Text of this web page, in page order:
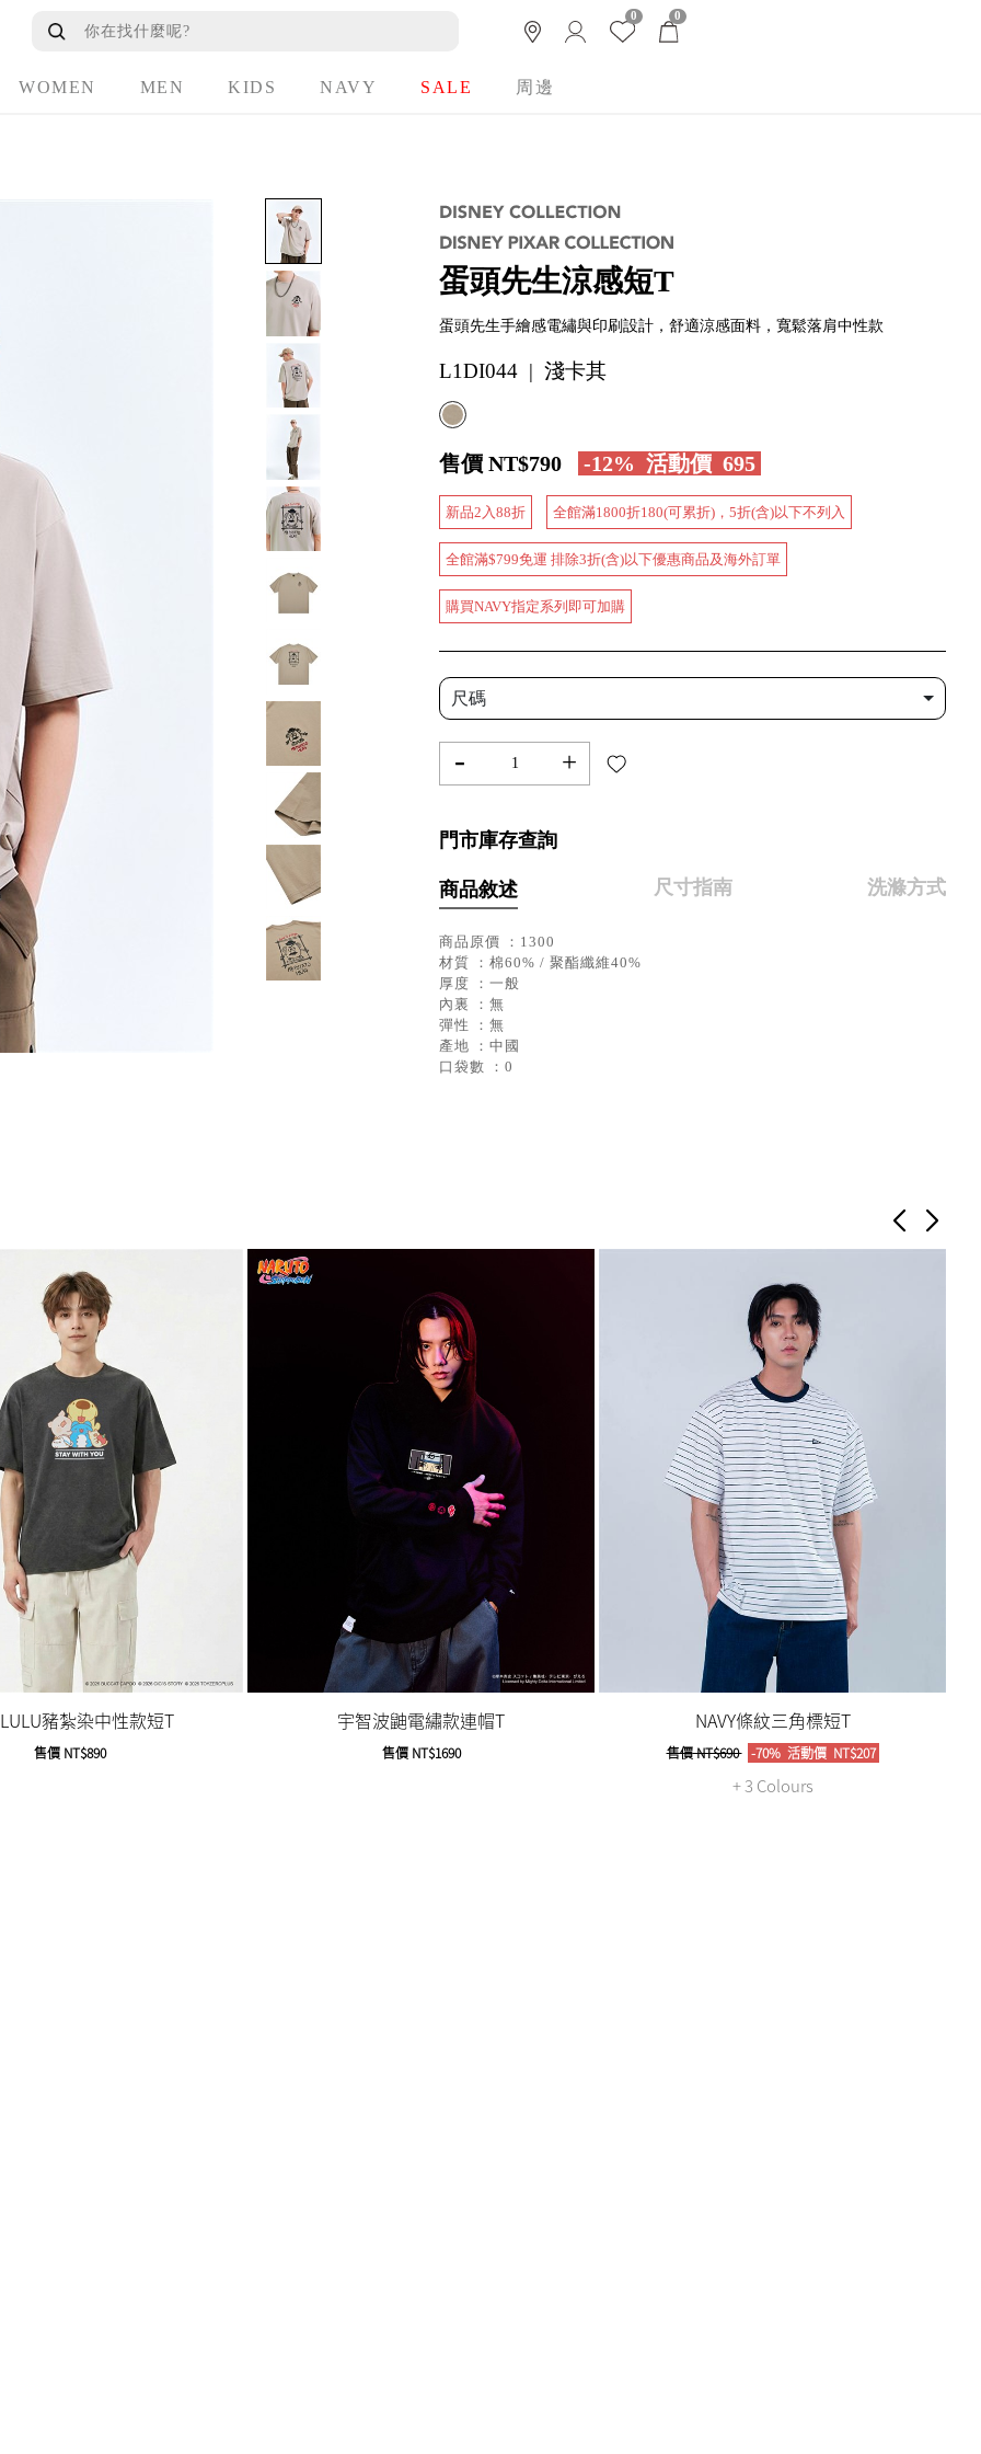
0 0
WOMEN MEN KIDS NAVY SALE 周邊
蛋頭先生涼感短T
蛋頭先生手繪感電繡與印刷設計，舒適涼感面料，寬鬆落肩中性款
L1DI044 | 淺卡其
售價 NT$790 -12% 活動價 695
新品2入88折 全館滿1800折180(可累折)，5折(含)以下不列入
全館滿$799免運 排除3折(含)以下優惠商品及海外訂單
購買NAVY指定系列即可加購
尺碼
- +
門市庫存查詢
商品敘述 尺寸指南 洗滌方式
商品原價 ：1300
材質 ：棉60% / 聚酯纖維40%
厚度 ：一般
內裏 ：無
彈性 ：無
產地 ：中國
口袋數 ：0
豬紮染中性款短T
售價NT$890
宇智波鼬電繡款連帽T
售價NT$1690
NAVY條紋三角標短T
售價NT$690 -70% 活動價NT$207
+ 3 Colours